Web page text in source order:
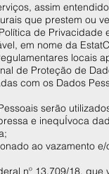
assim
que prestem ou
de Privacidade
em nome da
locais
de Proteção de
com os Dados
serão
e inequÍvoca
ao vazamento
nº 13.709/18,